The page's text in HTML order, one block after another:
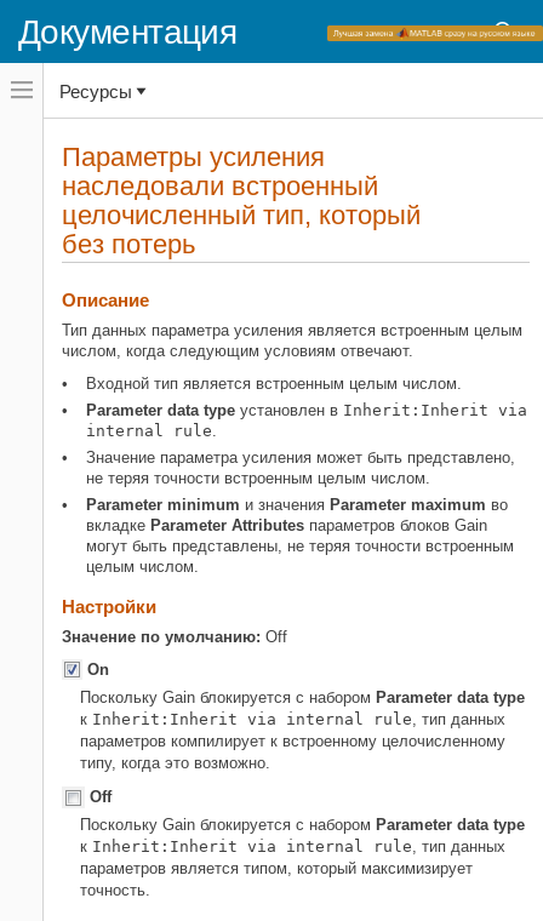
Документация
Переключатель
навигационного
меню
переключатель
навигационного
Simulink
Моделирование
Сконфигурируйте сигналы, состояния и
параметры
Параметры усиления наследовали
встроенный целочисленный тип,
НА ЭТОЙ СТРАНИЦЕ
Описание
Настройки
Зависимости
Информация о командной строке
Рекомендуемые настройки
Ресурсы
Параметры усиления
наследовали встроенный
целочисленный тип, который
без потерь
Описание
Тип данных параметра усиления является встроенным целым
числом, когда следующим условиям отвечают.
Входной тип является встроенным целым числом.
Parameter data type установлен в Inherit:Inherit via
internal rule.
Значение параметра усиления может быть представлено,
не теряя точности встроенным целым числом.
Parameter minimum и значения Parameter maximum во
вкладке Parameter Attributes параметров блоков Gain
могут быть представлены, не теряя точности встроенным
целым числом.
Настройки
Значение по умолчанию: Off
On
Поскольку Gain блокируется с набором Parameter data type
к Inherit:Inherit via internal rule, тип данных
параметров компилирует к встроенному целочисленному
типу, когда это возможно.
Off
Поскольку Gain блокируется с набором Parameter data type
к Inherit:Inherit via internal rule, тип данных
параметров является типом, который максимизирует
точность.